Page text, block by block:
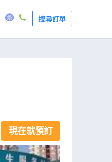
搜尋訂單
現在就預訂